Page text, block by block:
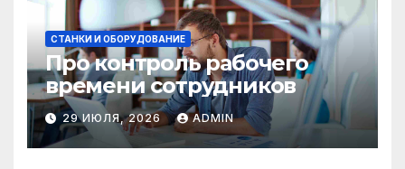
СТАНКИ И ОБОРУДОВАНИЕ
Про контроль рабочего
времени сотрудников
29 ИЮЛЯ, 2026 ADMIN